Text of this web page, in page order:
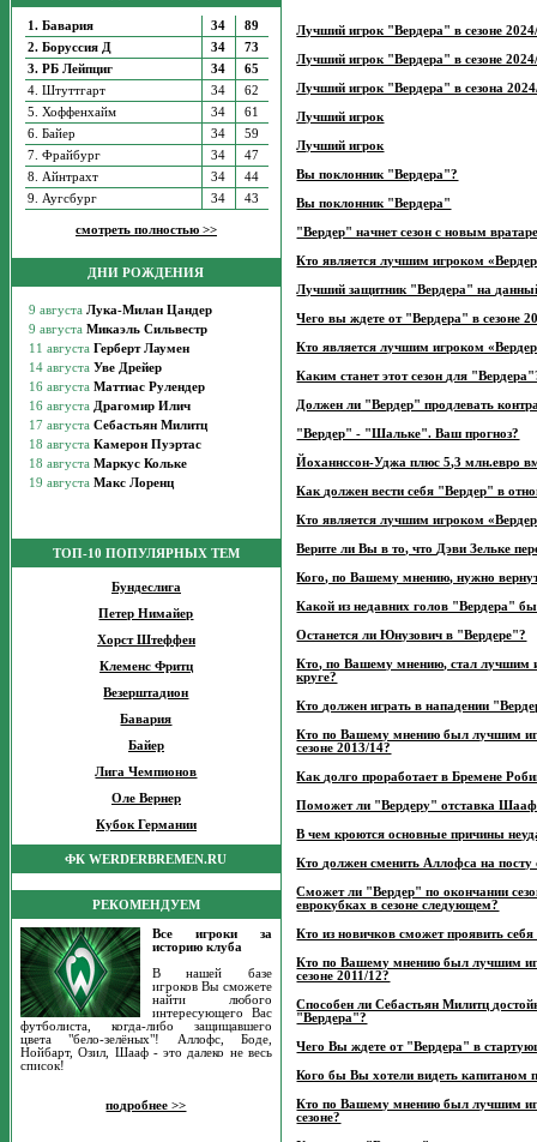
1. Бавария 34
89
2. Боруссия Д
34
73
3. РБ Лейпциг
34
65
4. Штуттгарт
34
62
5. Хоффенхайм
34
61
6. Байер
34
59
7. Фрайбург
34
47
8. Айнтрахт
34
44
9. Аугсбург
34 43
смотреть полностью >>
ДНИ РОЖДЕНИЯ
ТОП-10 ПОПУЛЯРНЫХ ТЕМ
Бундеслига
Петер Нимайер
Хорст Штеффен
Клеменс Фритц
Везерштадион
Бавария
Байер
Лига Чемпионов
Оле Вернер
Кубок Германии
ФК WERDERBREMEN.RU
РЕКОМЕНДУЕМ
Все игроки за
историю клуба
В нашей базе
игроков Вы сможете
найти любого
интересующего Вас
футболиста, когда-либо защищавшего
цвета "бело-зелёных"! Аллофс, Боде,
Нойбарт, Озил, Шааф - это далеко не весь
список!
подробнее >>
Лучший игрок "Вердера" в сезоне
Лучший игрок "Вердера" в сезоне
Лучший игрок "Вердера" в сезона
Лучший игрок
Лучший игрок
Вы поклонник "Вердера"?
Вы поклонник "Вердера"
"Вердер" начнет сезон с новым
Кто является лучшим игроком
Лучший защитник "Вердера" на
Чего вы ждете от "Вердера" в сезоне
Кто является лучшим игроком
Каким станет этот сезон для
Должен ли "Вердер" продлевать
"Вердер" - "Шальке". Ваш прогноз?
Йоханнссон-Уджа плюс 5,3 млн.евро
Как должен вести себя "Вердер" в
Кто является лучшим игроком
Верите ли Вы в то, что Дэви Зельке
Кого, по Вашему мнению, нужно
Какой из недавних голов "Вердера"
Останется ли Юнузович в "Вердере"?
Кто, по Вашему мнению, стал лучшим
круге?
Кто должен играть в нападении
Кто по Вашему мнению был лучшим
сезоне 2013/14?
Как долго проработает в Бремене
Поможет ли "Вердеру" отставка
В чем кроются основные причины
Кто должен сменить Аллофса на посту
Сможет ли "Вердер" по окончании
еврокубках в сезоне следующем?
Кто из новичков сможет проявить
Кто по Вашему мнению был лучшим
сезоне 2011/12?
Способен ли Себастьян Милитц
"Вердера"?
Чего Вы ждете от "Вердера" в
Кого бы Вы хотели видеть капитаном
Кто по Вашему мнению был лучшим
сезоне?